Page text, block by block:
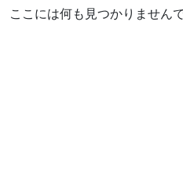
ここには何も見つかりませんで